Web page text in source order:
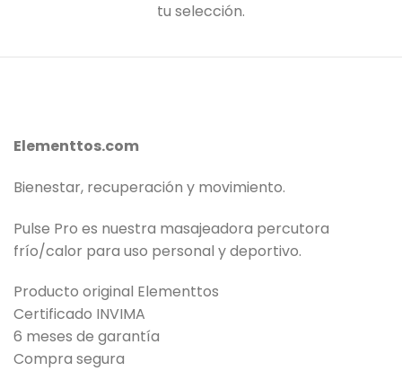
tu selección.
Elementtos.com
Bienestar, recuperación y movimiento.
Pulse Pro es nuestra masajeadora percutora
frío/calor para uso personal y deportivo.
Producto original Elementtos
Certificado INVIMA
6 meses de garantía
Compra segura